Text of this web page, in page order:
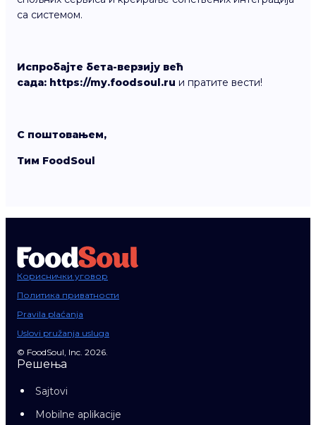
са системом.
Испробајте бета-верзију већ
сада: https://my.foodsoul.ru и пратите вести!
С поштовањем,
Тим FoodSoul
Кориснички уговор
Политика приватности
Pravila plaćanja
Uslovi pružanja usluga
© FoodSoul, Inc. 2026.
Решења
Sajtovi
Mobilne aplikacije